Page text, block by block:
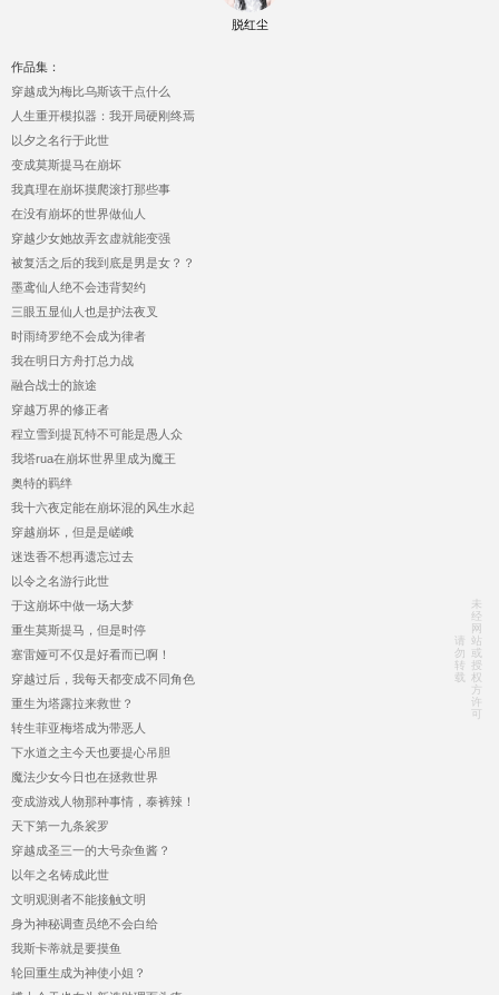
脱红尘
作品集：
穿越成为梅比乌斯该干点什么
人生重开模拟器：我开局硬刚终焉
以夕之名行于此世
变成莫斯提马在崩坏
我真理在崩坏摸爬滚打那些事
在没有崩坏的世界做仙人
穿越少女她故弄玄虚就能变强
被复活之后的我到底是男是女？？
墨鸢仙人绝不会违背契约
三眼五显仙人也是护法夜叉
时雨绮罗绝不会成为律者
我在明日方舟打总力战
融合战士的旅途
穿越万界的修正者
程立雪到提瓦特不可能是愚人众
我塔rua在崩坏世界里成为魔王
奥特的羁绊
我十六夜定能在崩坏混的风生水起
穿越崩坏，但是是嵯峨
迷迭香不想再遗忘过去
以令之名游行此世
于这崩坏中做一场大梦
重生莫斯提马，但是时停
塞雷娅可不仅是好看而已啊！
穿越过后，我每天都变成不同角色
重生为塔露拉来救世？
转生菲亚梅塔成为带恶人
下水道之主今天也要提心吊胆
魔法少女今日也在拯救世界
变成游戏人物那种事情，泰裤辣！
天下第一九条裟罗
穿越成圣三一的大号杂鱼酱？
以年之名铸成此世
文明观测者不能接触文明
身为神秘调查员绝不会白给
我斯卡蒂就是要摸鱼
轮回重生成为神使小姐？
请
勿
转
载
未
经
网
站
或
授
权
方
许
可